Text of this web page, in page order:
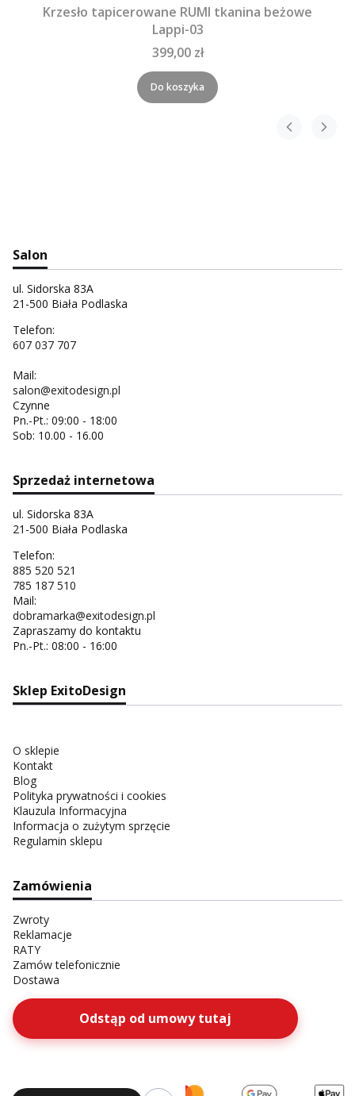
Krzesło tapicerowane RUMI tkanina beżowe
Lappi-03
399,00 zł
Do koszyka
Salon
ul. Sidorska 83A
21-500 Biała Podlaska
Telefon:
607 037 707
Mail:
salon@exitodesign.pl
Czynne
Pn.-Pt.: 09:00 - 18:00
Sob: 10.00 - 16.00
Sprzedaż internetowa
ul. Sidorska 83A
21-500 Biała Podlaska
Telefon:
885 520 521
785 187 510
Mail:
dobramarka@exitodesign.pl
Zapraszamy do kontaktu
Pn.-Pt.: 08:00 - 16:00
Sklep ExitoDesign
O sklepie
Kontakt
Blog
Polityka prywatności i cookies
Klauzula Informacyjna
Informacja o zużytym sprzęcie
Regulamin sklepu
Zamówienia
Zwroty
Reklamacje
RATY
Zamów telefonicznie
Dostawa
Odstąp od umowy tutaj